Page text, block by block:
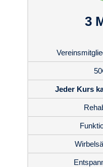
3
Jeder Kurs